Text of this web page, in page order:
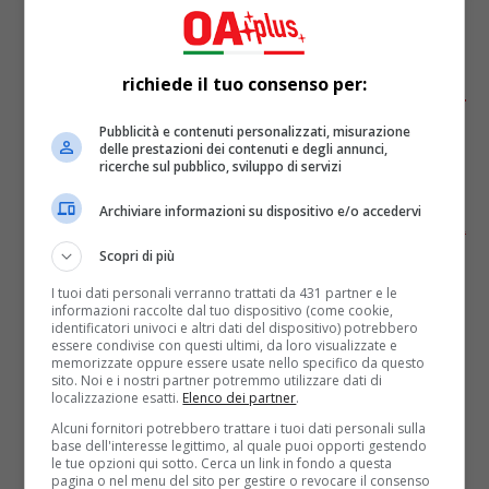
Scuola, superati i mille contagi: oggi
riunione fra governo e Iss. La ministra
Azzolina: “Non vogliamo chiudere”
Salgono a oltre mille i casi di positività al
Coronavirus registrati in oltre 900 istituti scolastici
italiani. Questo il bilancio dei contagi a nemmeno un
mese dall’inizio della...
Attualità6 anni fa
Lockdown in Italia, le parole del
ministro alla Salute Roberto Speranza
richiede il tuo consenso per:
Pubblicità e contenuti personalizzati, misurazione
delle prestazioni dei contenuti e degli annunci,
ricerche sul pubblico, sviluppo di servizi
Archiviare informazioni su dispositivo e/o accedervi
Scopri di più
I tuoi dati personali verranno trattati da 431 partner e le
informazioni raccolte dal tuo dispositivo (come cookie,
identificatori univoci e altri dati del dispositivo) potrebbero
essere condivise con questi ultimi, da loro visualizzate e
memorizzate oppure essere usate nello specifico da questo
sito. Noi e i nostri partner potremmo utilizzare dati di
localizzazione esatti. Elenco dei partner.
Alcuni fornitori potrebbero trattare i tuoi dati personali sulla
base dell'interesse legittimo, al quale puoi opporti gestendo
le tue opzioni qui sotto. Cerca un link in fondo a questa
pagina o nel menu del sito per gestire o revocare il consenso